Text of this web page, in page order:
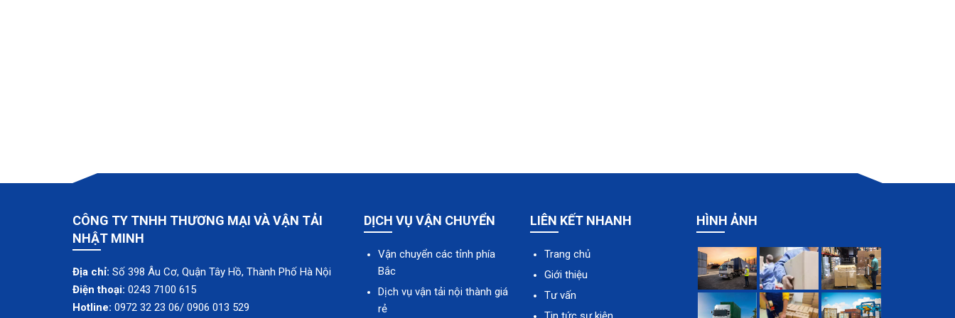
CÔNG TY TNHH THƯƠNG MẠI VÀ VẬN TẢI
NHẬT MINH
Địa chỉ: Số 398 Âu Cơ, Quận Tây Hồ, Thành Phố Hà Nội
Điện thoại: 0243 7100 615
Hotline: 0972 32 23 06/ 0906 013 529
DỊCH VỤ VẬN CHUYỂN
Vận chuyển các tỉnh phía
Bắc
Dịch vụ vận tải nội thành giá
rẻ
LIÊN KẾT NHANH
Trang chủ
Giới thiệu
Tư vấn
HÌNH ẢNH